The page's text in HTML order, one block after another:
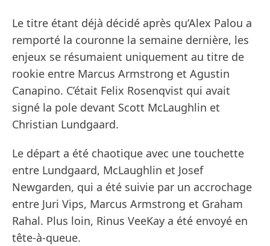
Le titre étant déjà décidé après qu’Alex Palou a
remporté la couronne la semaine dernière, les
enjeux se résumaient uniquement au titre de
rookie entre Marcus Armstrong et Agustin
Canapino. C’était Felix Rosenqvist qui avait
signé la pole devant Scott McLaughlin et
Christian Lundgaard.
Le départ a été chaotique avec une touchette
entre Lundgaard, McLaughlin et Josef
Newgarden, qui a été suivie par un accrochage
entre Juri Vips, Marcus Armstrong et Graham
Rahal. Plus loin, Rinus VeeKay a été envoyé en
tête-à-queue.